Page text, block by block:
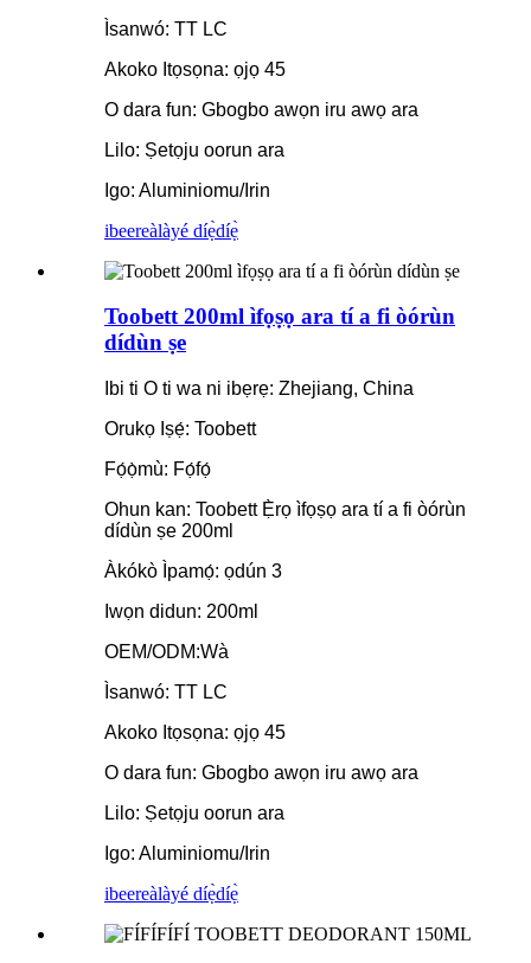
Ìsanwó: TT LC
Akoko Itọsọna: ọjọ 45
O dara fun: Gbogbo awọn iru awọ ara
Lilo: Ṣetọju oorun ara
Igo: Aluminiomu/Irin
ibeereàlàyé díẹ̀díẹ̀
Toobett 200ml ìfọṣọ ara tí a fi òórùn
dídùn ṣe
Ibi ti O ti wa ni ibẹrẹ: Zhejiang, China
Orukọ Iṣẹ́: Toobett
Fọ́ọ̀mù: Fọ́fọ́
Ohun kan: Toobett Ẹ̀rọ ìfọṣọ ara tí a fi òórùn
dídùn ṣe 200ml
Àkókò Ìpamọ́: ọdún 3
Iwọn didun: 200ml
OEM/ODM:Wà
Ìsanwó: TT LC
Akoko Itọsọna: ọjọ 45
O dara fun: Gbogbo awọn iru awọ ara
Lilo: Ṣetọju oorun ara
Igo: Aluminiomu/Irin
ibeereàlàyé díẹ̀díẹ̀